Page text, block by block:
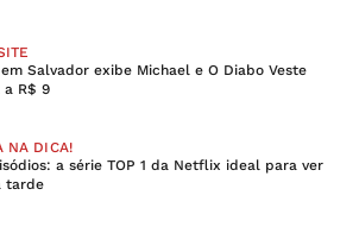
Salvador exibe Michael e O Diabo Veste
a R$ 9
NA DICA!
a série TOP 1 da Netflix ideal para ver
tarde